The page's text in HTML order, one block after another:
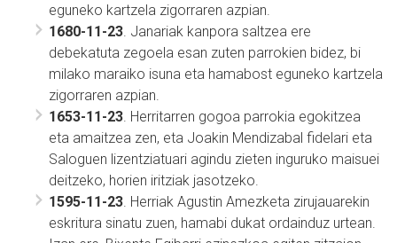
eguneko kartzela zigorraren azpian.
1680-11-23 . Janariak kanpora saltzea ere
debekatuta zegoela esan zuten parrokien bidez, bi
milako maraiko isuna eta hamabost eguneko kartzela
zigorraren azpian.
1653-11-23 . Herritarren gogoa parrokia egokitzea
eta amaitzea zen, eta Joakin Mendizabal fidelari eta
Saloguen lizentziatuari agindu zieten inguruko maisuei
deitzeko, horien iritziak jasotzeko.
1595-11-23 . Herriak Agustin Amezketa zirujauarekin
eskritura sinatu zuen, hamabi dukat ordainduz urtean.